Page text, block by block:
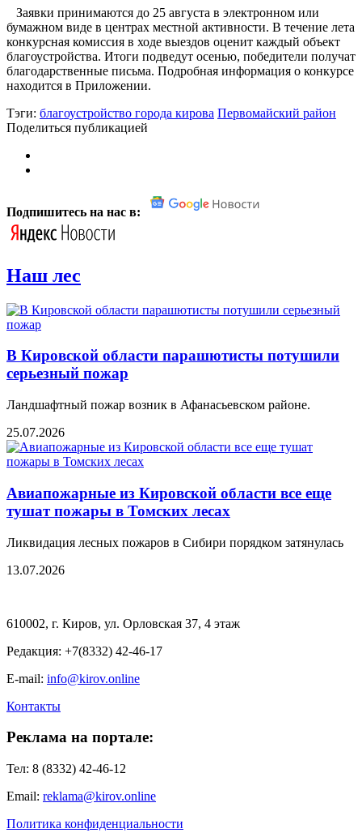
Заявки принимаются до 25 августа в электронном или
бумажном виде в центрах местной активности. В течение лета
конкурсная комиссия в ходе выездов оценит каждый объект
благоустройства. Итоги подведут осенью, победители получат
благодарственные письма. Подробная информация о конкурсе
находится в Приложении.
Тэги: благоустройство города кирова Первомайский район
Поделиться публикацией
Подпишитесь на нас в:
Наш лес
В Кировской области парашютисты потушили
серьезный пожар
Ландшафтный пожар возник в Афанасьевском районе.
25.07.2026
Авиапожарные из Кировской области все еще
тушат пожары в Томских лесах
Ликвидация лесных пожаров в Сибири порядком затянулась
13.07.2026
610002, г. Киров, ул. Орловская 37, 4 этаж
Редакция: +7(8332) 42-46-17
E-mail: info@kirov.online
Контакты
Реклама на портале:
Тел: 8 (8332) 42-46-12
Email: reklama@kirov.online
Политика конфиденциальности